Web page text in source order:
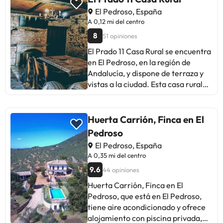
directamente con el alojamiento.
Los datos de contacto aparecen en
la confirmación de la reserva.
Gestionado por un particular
El Pedroso, España
A 0,12 mi del centro
8 51 opiniones
El Prado 11 Casa Rural se encuentra
en El Pedroso, en la región de
Andalucía, y dispone de terraza y
vistas a la ciudad. Esta casa rural
encuentra en la planta baja y tiene
2 dormitorios, TV y cocina
totalmente equipada con nevera,
horno, lavadora, microondas y
fogones. Hay toallas y ropa de
cama en la casa rural. Hay
barbacoa en el propio alojamiento,
y cerca se puede practicar
ciclismo. El aeropuerto
(Aeropuerto de Sevilla) está a 64
Huerta Carrión, Finca en El
Pedroso
El Pedroso, España
A 0,35 mi del centro
9.6 44 opiniones
Huerta Carrión, Finca en El
Pedroso, que está en El Pedroso,
tiene aire acondicionado y ofrece
alojamiento con piscina privada,